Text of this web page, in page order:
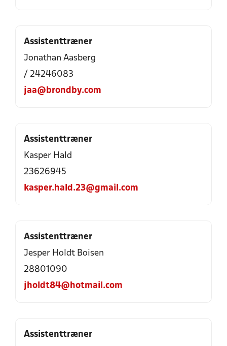
Assistenttræner
Jonathan Aasberg
/ 24246083
jaa@brondby.com
Assistenttræner
Kasper Hald
23626945
kasper.hald.23@gmail.com
Assistenttræner
Jesper Holdt Boisen
28801090
jholdt84@hotmail.com
Assistenttræner